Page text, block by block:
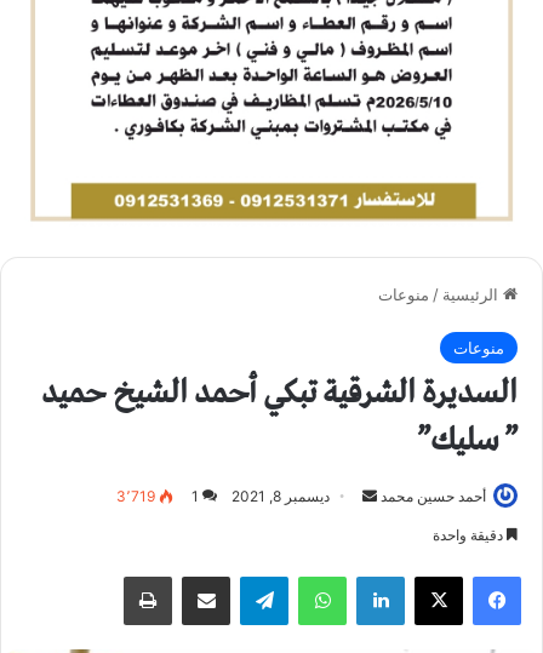
الرئيسية / منوعات
منوعات
السديرة الشرقية تبكي أحمد الشيخ حميد
” سليك”
أحمد حسين محمد
ل
ديسمبر 8, 2021 1 3٬719
دقيقة واحدة
فيسبوك لينكدإن واتساب